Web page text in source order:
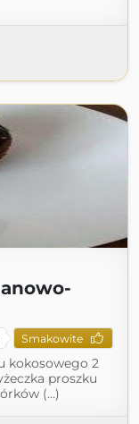
Smakowite
kokosowego 2
proszku
(...)